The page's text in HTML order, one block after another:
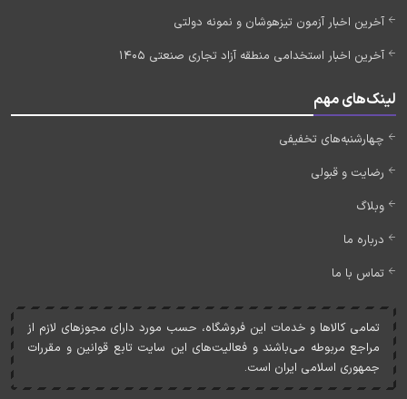
آخرین اخبار آزمون تیزهوشان و نمونه دولتی
آخرین اخبار استخدامی منطقه آزاد تجاری صنعتی 1405
لینک‌های مهم
چهارشنبه‌های تخفیفی
رضایت و قبولی
وبلاگ
درباره ما
تماس با ما
تمامی کالاها و خدمات اين فروشگاه، حسب مورد دارای مجوزهای لازم از
مراجع مربوطه می‌باشند و فعاليت‌های اين سايت تابع قوانين و مقررات
جمهوری اسلامی ايران است.